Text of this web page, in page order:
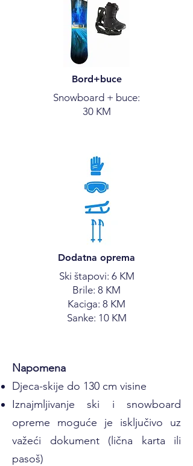
Bord+buce
Snowboard + buce:
30 KM
Dodatna oprema
Ski štapovi: 6 KM
Brile: 8 KM
Kaciga: 8 KM
Sanke: 10 KM
Napomena
Djeca-skije do 130 cm visine
Iznajmljivanje ski i snowboard
opreme moguće je isključivo uz
važeći dokument (lična karta ili
pasoš)